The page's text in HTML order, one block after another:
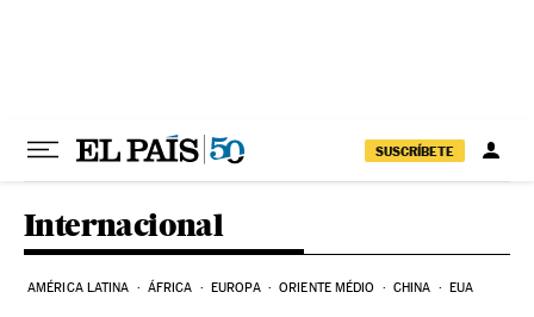
SUSCRÍBETE
Internacional
AMÉRICA LATINA ÁFRICA EUROPA ORIENTE MÉDIO CHINA EUA